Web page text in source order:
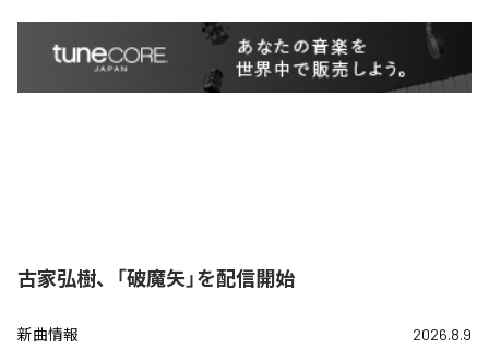
古家弘樹、「破魔矢」を配信開始
新曲情報 2026.8.9